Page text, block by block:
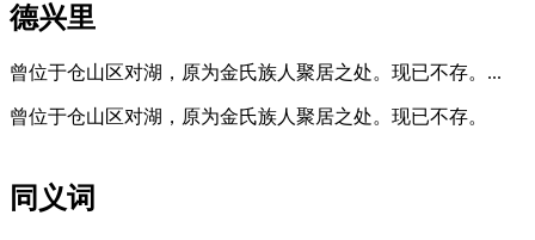
德兴里
曾位于仓山区对湖，原为金氏族人聚居之处。现已不存。...
曾位于仓山区对湖，原为金氏族人聚居之处。现已不存。
同义词